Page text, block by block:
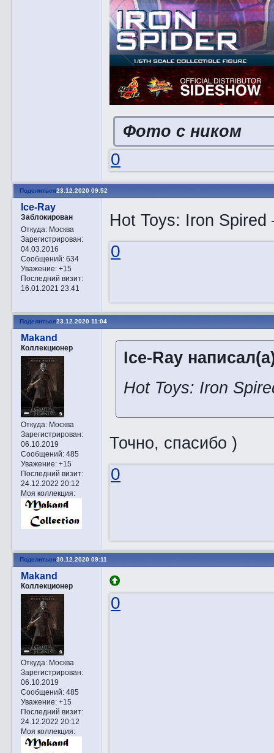
Фото с ником
0
Поделиться23.12.2020 09:52
Ice-Ray
Заблокирован
Откуда:Москва
Зарегистрирован:
04.03.2016
Сообщений:634
Уважение: +15
Последний визит:
16.01.2021 23:41
Hot Toys: Iron
0
Поделиться23.12.2020 11:04
Makand
Коллекционер
Откуда:Москва
Зарегистрирован:
06.10.2019
Сообщений:485
Уважение: +15
Последний визит:
24.12.2022 20:12
Моя коллекция:
Ice-Ray
Hot Toys: Iron
Точно, спасибо )
0
Поделиться30.12.2020 09:11
Makand
Коллекционер
Откуда:Москва
Зарегистрирован:
06.10.2019
Сообщений:485
Уважение: +15
Последний визит:
24.12.2022 20:12
Моя коллекция:
0